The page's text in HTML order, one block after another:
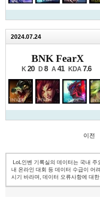
2024.07.24
BNK FearX
K 20 D 8 A 41 KDA 7.6
이전
LoL인벤 기록실의 데이터는 국내
내 온라인 대회 등 데이터 수급이 어
시기 바라며, 데이터 오류사항에 대